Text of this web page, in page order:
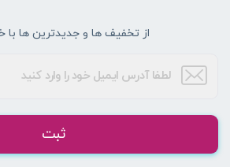
از تخفیف ها و جدیدترین ها با
ثبت